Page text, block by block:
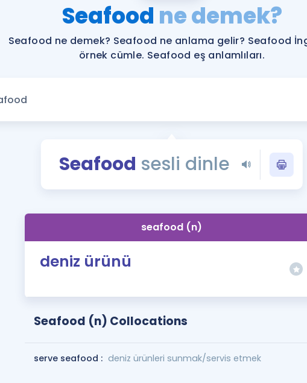
YDS ve YÖKDİL
Rehberlik Aracı
YDS ve YÖKDİL'e
Tüm ÖSYM
YDS - YÖKDİL
İngilizce Gramer
Seafood ne demek?
Seafood ne demek? Seafood ne anlama gelir? Seafood
örnek cümle. Seafood eş anlamlıları.
Seafood sesli dinle
seafood (n)
deniz ürünü
Seafood (n) Collocations
serve seafood : deniz ürünleri sunmak/servis etmek